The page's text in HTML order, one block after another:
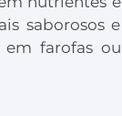
saborosos e
em farofas ou